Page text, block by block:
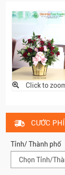
Click to
CƯỚC
Tỉnh/ Thành phố